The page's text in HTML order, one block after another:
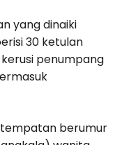
yang dinaiki
30 ketulan
penumpang
tempatan berumur